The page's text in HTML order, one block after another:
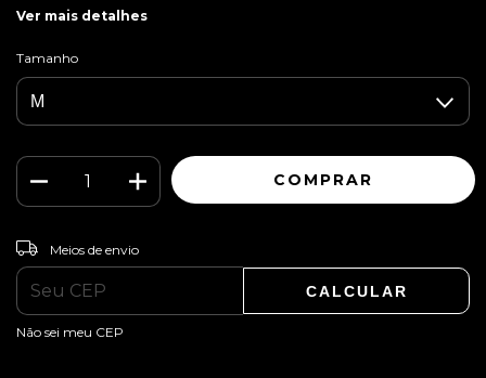
Ver mais detalhes
Tamanho
Entregas para o CEP:
Meios de envio
CALCULAR
Não sei meu CEP